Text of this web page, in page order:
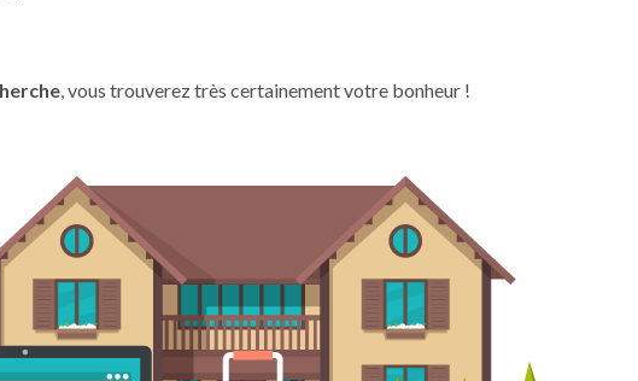
, vous trouverez très certainement votre bonheur !